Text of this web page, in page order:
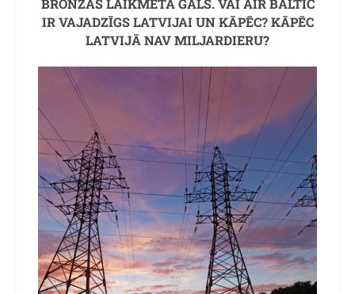
BRONZAS LAIKMETA GALS. VAI AIR BALTIC
IR VAJADZĪGS LATVIJAI UN KĀPĒC? KĀPĒC
LATVIJĀ NAV MILJARDIERU?